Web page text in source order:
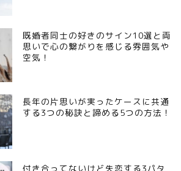
既婚者同士の好きのサイン10選と両
思いで心の繋がりを感じる雰囲気や
空気！
長年の片思いが実ったケースに共通
する3つの秘訣と諦める5つの方法！
付き合ってないけど失恋する3パタ